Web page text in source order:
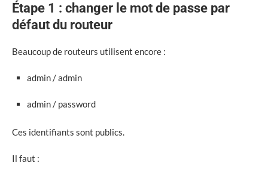
Étape 1 : changer le mot de passe par
défaut du routeur
Beaucoup de routeurs utilisent encore :
admin / admin
admin / password
Ces identifiants sont publics.
Il faut :